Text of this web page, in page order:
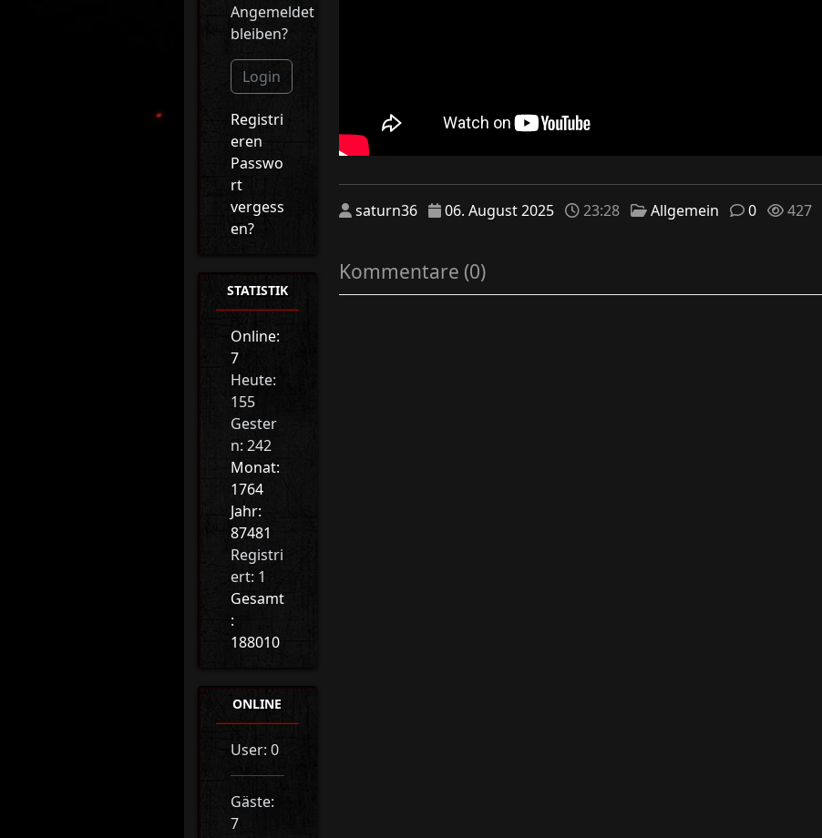
Angemeldet
bleiben?
Login
Registri
eren
Passwo
rt
vergess
en?
STATISTIK
Online:
7
Heute:
155
Gester
n: 242
Monat:
1764
Jahr:
87481
Registri
ert: 1
Gesamt
:
188010
ONLINE
User: 0
Gäste:
7
saturn36 06. August 2025 23:28 Allgemein 0 427
Kommentare (0)